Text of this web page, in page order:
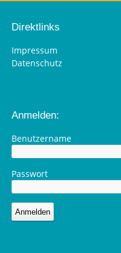
Direktlinks
Impressum
Datenschutz
Anmelden:
Benutzername
Passwort